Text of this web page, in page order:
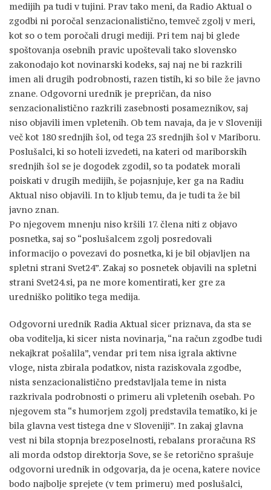
medijih pa tudi v tujini. Prav tako meni, da Radio Aktual o
zgodbi ni poročal senzacionalistično, temveč zgolj v meri,
kot so o tem poročali drugi mediji. Pri tem naj bi glede
spoštovanja osebnih pravic upoštevali tako slovensko
zakonodajo kot novinarski kodeks, saj naj ne bi razkrili
imen ali drugih podrobnosti, razen tistih, ki so bile že javno
znane. Odgovorni urednik je prepričan, da niso
senzacionalistično razkrili zasebnosti posameznikov, saj
niso objavili imen vpletenih. Ob tem navaja, da je v Sloveniji
več kot 180 srednjih šol, od tega 23 srednjih šol v Mariboru.
Poslušalci, ki so hoteli izvedeti, na kateri od mariborskih
srednjih šol se je dogodek zgodil, so ta podatek morali
poiskati v drugih medijih, še pojasnjuje, ker ga na Radiu
Aktual niso objavili. In to kljub temu, da je tudi ta že bil
javno znan.
Po njegovem mnenju niso kršili 17. člena niti z objavo
posnetka, saj so “poslušalcem zgolj posredovali
informacijo o povezavi do posnetka, ki je bil objavljen na
spletni strani Svet24”. Zakaj so posnetek objavili na spletni
strani Svet24.si, pa ne more komentirati, ker gre za
uredniško politiko tega medija.
Odgovorni urednik Radia Aktual sicer priznava, da sta se
oba voditelja, ki sicer nista novinarja, “na račun zgodbe tudi
nekajkrat pošalila”, vendar pri tem nisa igrala aktivne
vloge, nista zbirala podatkov, nista raziskovala zgodbe,
nista senzacionalistično predstavljala teme in nista
razkrivala podrobnosti o primeru ali vpletenih osebah. Po
njegovem sta “s humorjem zgolj predstavila tematiko, ki je
bila glavna vest tistega dne v Sloveniji”. In zakaj glavna
vest ni bila stopnja brezposelnosti, rebalans proračuna RS
ali morda odstop direktorja Sove, se še retorično sprašuje
odgovorni urednik in odgovarja, da je ocena, katere novice
bodo najbolje sprejete (v tem primeru) med poslušalci,